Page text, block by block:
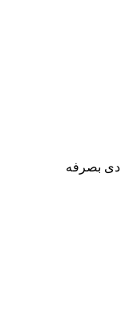
بصرفه